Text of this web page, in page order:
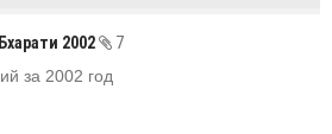
2002
7
за 2002 год